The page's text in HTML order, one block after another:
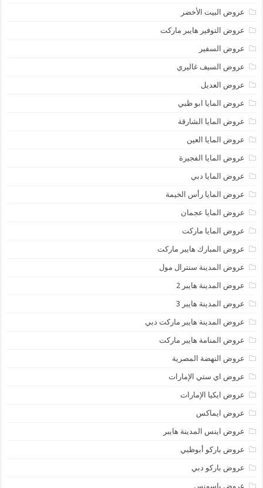
عروض البيت الأخضر
عروض التوفير هايبر ماركت
عروض السفير
عروض السيف غاليري
عروض العديل
عروض المايا ابو ظبي
عروض المايا الشارقة
عروض المايا العين
عروض المايا الفجيرة
عروض المايا دبي
عروض المايا رأس الخيمة
عروض المايا عجمان
عروض المايا ماركت
عروض المبارك هايبر ماركت
عروض المدينة سنترال مول
عروض المدينة هايبر 2
عروض المدينة هايبر 3
عروض المدينة هايبر ماركت دبي
عروض المنامة هايبر ماركت
عروض النهضة المصرية
عروض اي ستي الإمارات
عروض ايكيا الإمارات
عروض ايماكس
عروض اينس المدينة هايبر
عروض باركو أبوظبي
عروض باركو دبي
عروض باسونس